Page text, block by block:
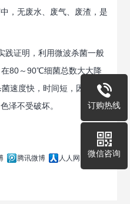
，无废水、废气、废渣，是
践证明，利用微波杀菌一般
80～90℃细菌总数大大降
速度快，时间短，因此保留
泽不受破坏。
腾讯微博
人人网
订购热线
微信咨询